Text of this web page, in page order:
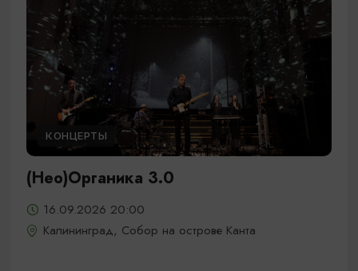
КОНЦЕРТЫ
(Нео)Органика 3.0
16.09.2026 20:00
Калининград, Собор на острове Канта